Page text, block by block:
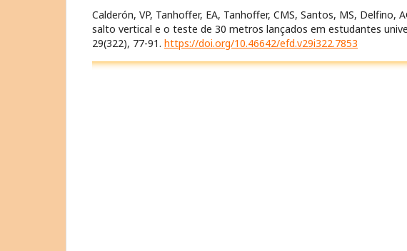
Calderón, VP, Tanhoffer, EA, Tanhoffer, CMS, Santos, MS, Delfino,
salto vertical e o teste de 30 metros lançados em estudantes
29(322), 77-91. https://doi.org/10.46642/efd.v29i322.7853